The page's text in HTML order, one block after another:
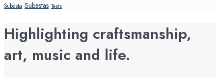
Subasta Subastas Tests
Highlighting craftsmanship,
art, music and life.